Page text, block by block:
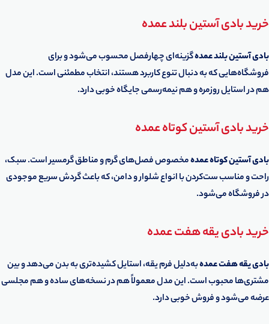
خرید بادی آستین بلند عمده
بادی آستین بلند عمدهگزینه‌ای چهارفصل محسوب می‌شود و برای
فروشگاه‌هایی که به دنبال تنوع کاربرد هستند، انتخاب مطمئنی است. این مدل
هم در استایل روزمره و هم نیمه‌رسمی جایگاه خوبی دارد.
خرید بادی آستین کوتاه عمده
بادی آستین کوتاه عمدهمخصوص فصل‌های گرم و مناطق گرمسیر است. سبک،
راحت و مناسب ست‌کردن با انواع شلوار و دامن، که باعث گردش سریع موجودی
در فروشگاه می‌شود.
خرید بادی یقه هفت عمده
بادی یقه هفت عمدهبه‌دلیل فرم یقه، استایل کشیده‌تری به بدن می‌دهد و بین
مشتری‌ها محبوب است. این مدل معمولاً هم در نسخه‌های ساده و هم مجلسی
عرضه می‌شود و فروش خوبی دارد.